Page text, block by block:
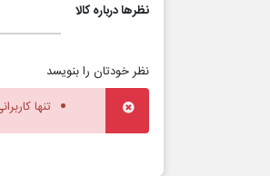
نظرها درباره کالا
نظر خودتان را بنویسد
تنها